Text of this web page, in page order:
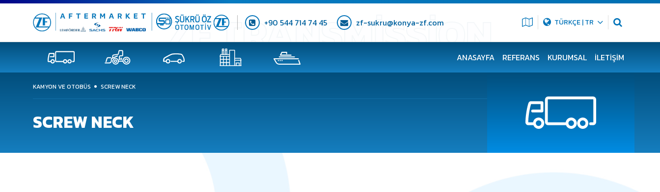
+90 544 714 74 45 zf-sukru@konya-zf.com TÜRKÇE | TR
ANASAYFA REFERANS KURUMSAL İLETIŞIM
KAMYON VE OTOBÜS SCREW NECK
SCREW NECK